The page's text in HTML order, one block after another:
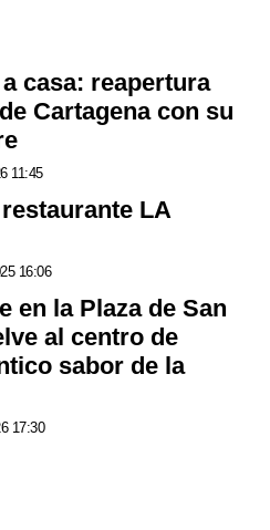
casa: reapertura
Cartagena con su
11:45
LA
16:06
en la Plaza de San
al centro de
sabor de la
17:30